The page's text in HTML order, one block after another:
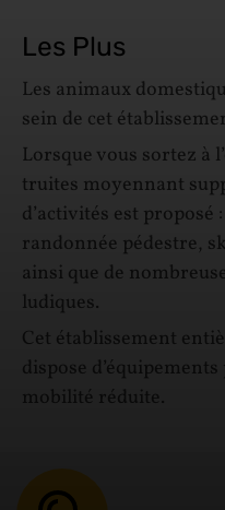
Les Plus
Les animaux
sein de cet
Lorsque vous sortez à
truites moyennant
d’activités est proposé
randonnée pédestre,
ainsi que de
ludiques.
Cet établissement
dispose
mobilité réduite.